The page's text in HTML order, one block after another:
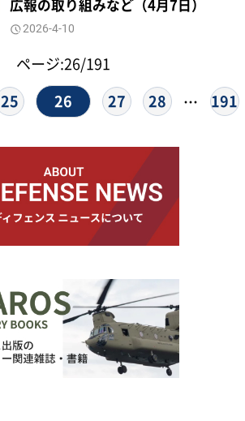
広報の取り組みなど（4月7日）
2026-4-10
ページ:26/191
25 26 27 28 … 191